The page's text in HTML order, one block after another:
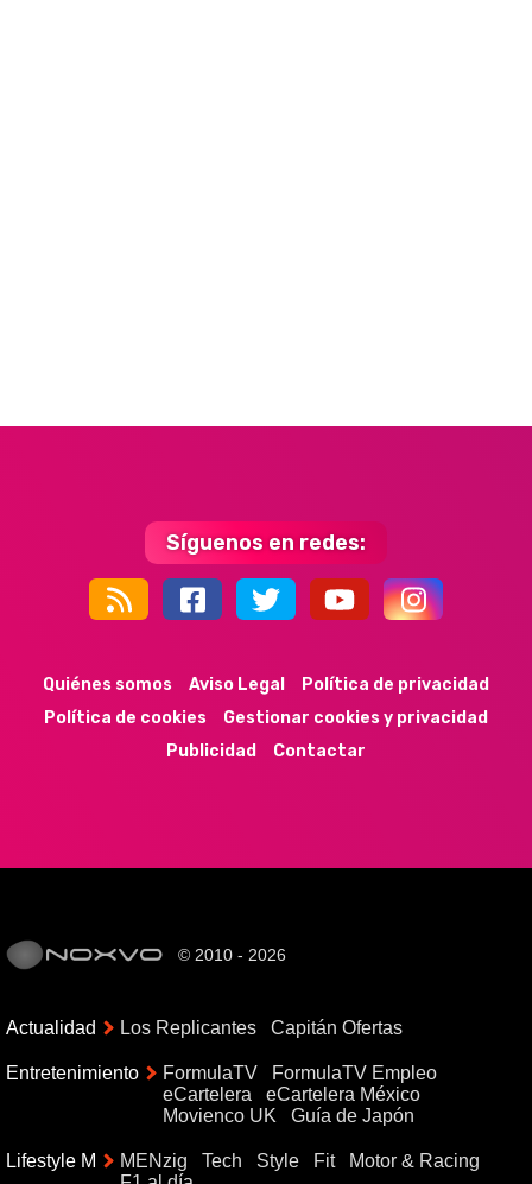
Síguenos en redes:
Quiénes somos Aviso Legal
Política de privacidad
Política de cookies
Gestionar cookies y privacidad
Publicidad
Contactar
© 2010 - 2026
Actualidad Los Replicantes Capitán Ofertas
Entretenimiento FormulaTV
FormulaTV Empleo
eCartelera
eCartelera México
Movienco UK
Guía de Japón
Lifestyle M MENzig Tech Style Fit
Motor & Racing